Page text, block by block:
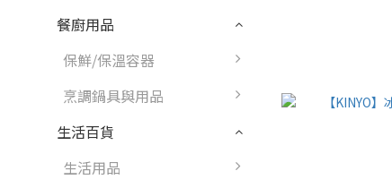
餐廚用品
保鮮/保溫容器
烹調鍋具與用品
生活百貨
生活用品